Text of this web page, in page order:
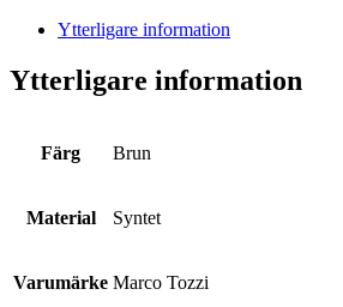
Ytterligare information
Ytterligare information
Färg Brun
Material Syntet
Varumärke Marco Tozzi